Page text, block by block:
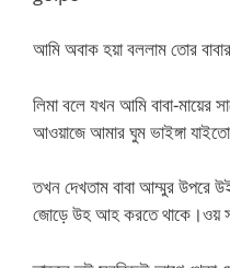
আমি অবাক হয়া বললাম তোর
লিমা বলে যখন আমি বাবা-মায়ের
আওয়াজে আমার ঘুম ভাইঙ্গা
তখন দেখতাম বাবা আম্মুর উপরে
জোড়ে উহ আহ করতে থাকে।ওয়